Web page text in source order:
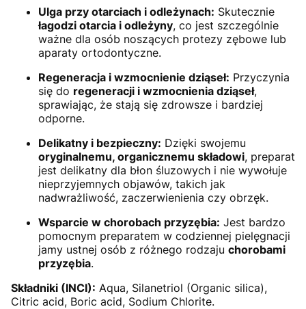
Ulga przy otarciach i odleżynach: Skutecznie
łagodzi otarcia i odleżyny, co jest szczególnie
ważne dla osób noszących protezy zębowe lub
aparaty ortodontyczne.
Regeneracja i wzmocnienie dziąseł: Przyczynia
się do regeneracji i wzmocnienia dziąseł,
sprawiając, że stają się zdrowsze i bardziej
odporne.
Delikatny i bezpieczny: Dzięki swojemu
oryginalnemu, organicznemu składowi, preparat
jest delikatny dla błon śluzowych i nie wywołuje
nieprzyjemnych objawów, takich jak
nadwrażliwość, zaczerwienienia czy obrzęk.
Wsparcie w chorobach przyzębia: Jest bardzo
pomocnym preparatem w codziennej pielęgnacji
jamy ustnej osób z różnego rodzaju chorobami
przyzębia.
Składniki (INCI): Aqua, Silanetriol (Organic silica),
Citric acid, Boric acid, Sodium Chlorite.